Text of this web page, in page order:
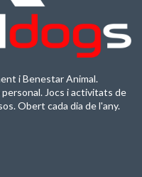
i Benestar Animal.
Jocs i activitats de
Obert cada dia de l'any.